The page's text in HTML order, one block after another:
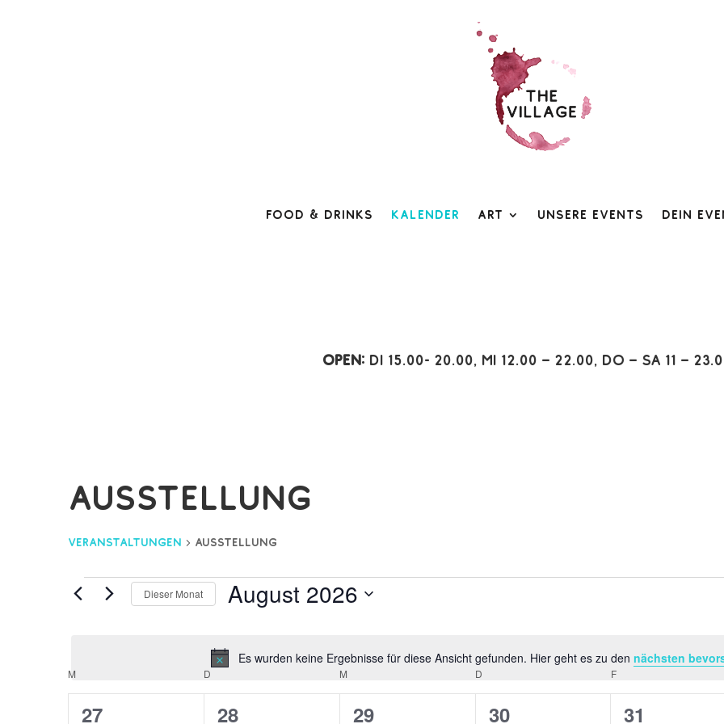
Food & Drinks Kalender Art Unsere Events Dein
Open: Di 15.00- 20.00, Mi 12.00 – 22.00, Do – Sa 11 –
ausstellung
Veranstaltungen ausstellung
Veranstaltungen
Hinweis
Es wurden keine Ergebnisse für diese Ansicht gefunden. Hier geht es zu den nächsten
Dieser Monat August 2026
Kalender
von
Veranstaltungen
M D M D F
0
27
0
28
0
29
0
30
0
31